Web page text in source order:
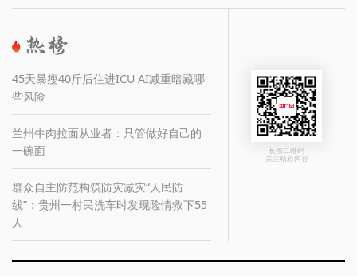
45天暴瘦40斤后住进ICU AI减重暗藏哪
些风险
兰州牛肉拉面从业者：只管做好自己的
一碗面
群众自主防范构筑防灾减灾“人民防
线”：贵州一村民洗车时发现险情救下55
人
长按二维码
关注精彩内容